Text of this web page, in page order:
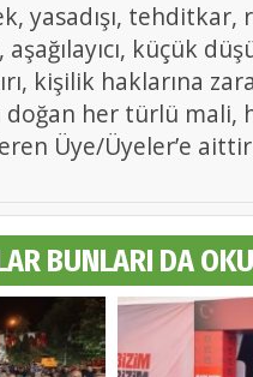
yasadışı, tehditkar,
küçük
kişilik haklarına
her türlü mali,
Üye/Üyeler’e
BUNLARI DA